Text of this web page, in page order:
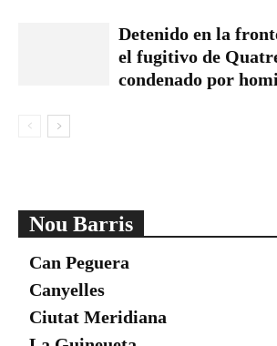
Detenido en la
el fugitivo de
condenado por
Nou Barris
Can Peguera
Canyelles
Ciutat Meridiana